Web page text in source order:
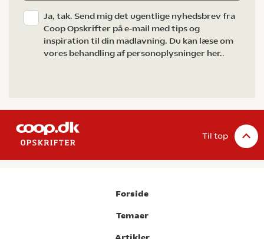
Ja, tak. Send mig det ugentlige nyhedsbrev fra
Coop Opskrifter på e-mail med tips og
inspiration til din madlavning. Du kan læse om
vores behandling af personoplysninger her..
Til top
Forside
Temaer